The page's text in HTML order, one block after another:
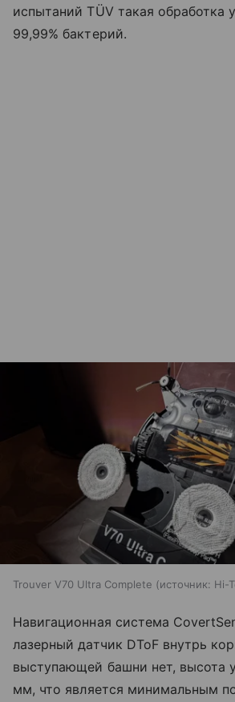
испытаний TÜV такая обработка
99,99% бактерий.
Trouver V70 Ultra Complete источник: Hi-
Навигационная система
лазерный датчик DToF внутрь
выступающей башни нет, высота
мм, что является минимальным